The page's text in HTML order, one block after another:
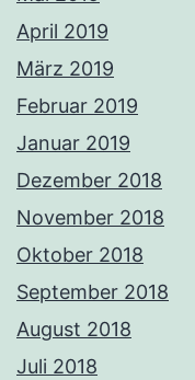
April 2019
März 2019
Februar 2019
Januar 2019
Dezember 2018
November 2018
Oktober 2018
September 2018
August 2018
Juli 2018